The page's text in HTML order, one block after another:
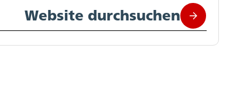
Website durchsuchen